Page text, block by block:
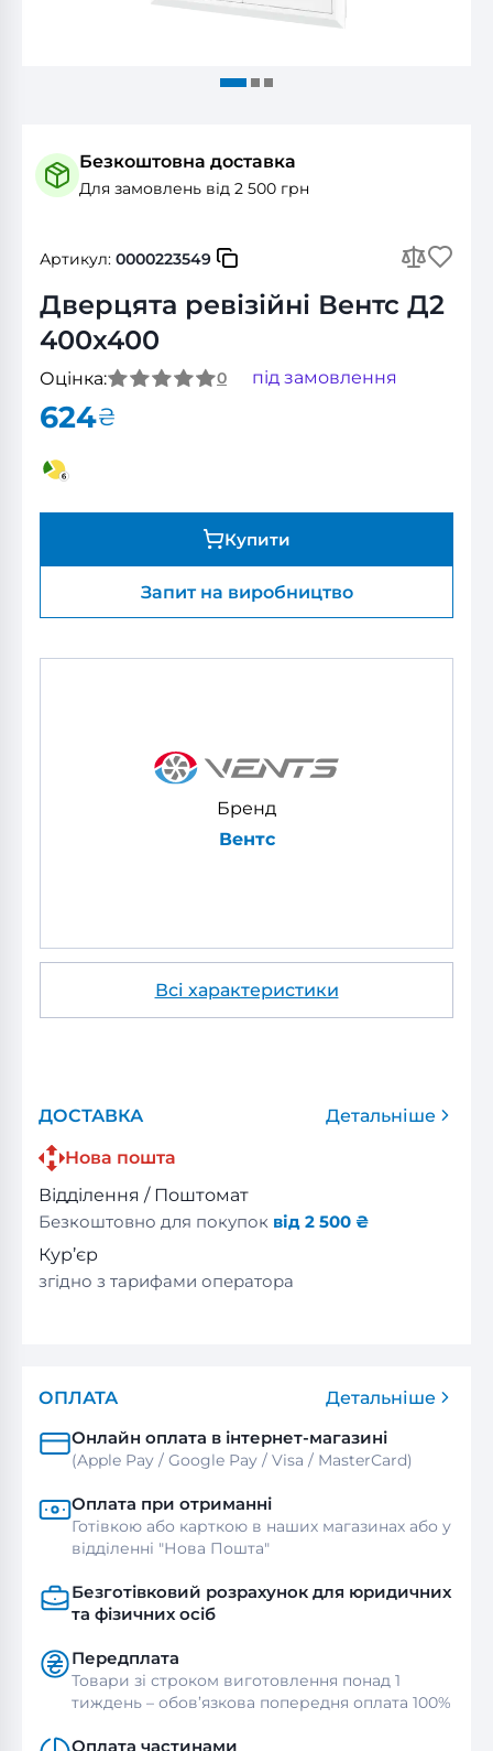
Безкоштовна доставка
Для замовлень від 2 500 грн
Артикул: 0000223549
Дверцята ревізійні Вентс Д2
400x400
Оцінка: 0 під замовлення
624₴
Купити
Запит на виробництво
Бренд
Вентс
Всі характеристики
ДОСТАВКА
Детальніше
Нова пошта
Відділення / Поштомат
Безкоштовно для покупок від 2 500 ₴
Кур’єр
згідно з тарифами оператора
ОПЛАТА
Детальніше
Онлайн оплата в інтернет-магазині
(Apple Pay / Google Pay / Visa / MasterСard)
Оплата при отриманні
Готівкою або карткою в наших магазинах або у
відділенні "Нова Пошта"
Безготівковий розрахунок для юридичних
та фізичних осіб
Передплата
Товари зі строком виготовлення понад 1
тиждень – обов’язкова попередня оплата 100%
Оплата частинами